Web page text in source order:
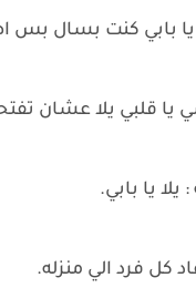
يا بابي كنت بسال
قلبي يلا عشان
يلا يا بابي.
كل فرد الي منزله.